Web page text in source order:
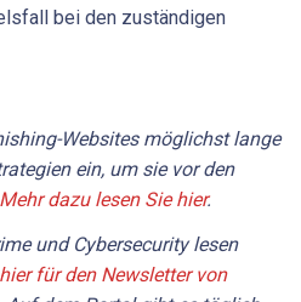
bei den zuständigen
Websites möglichst lange
ein, um sie vor den
Mehr dazu lesen Sie hier.
und Cybersecurity lesen
für den Newsletter von